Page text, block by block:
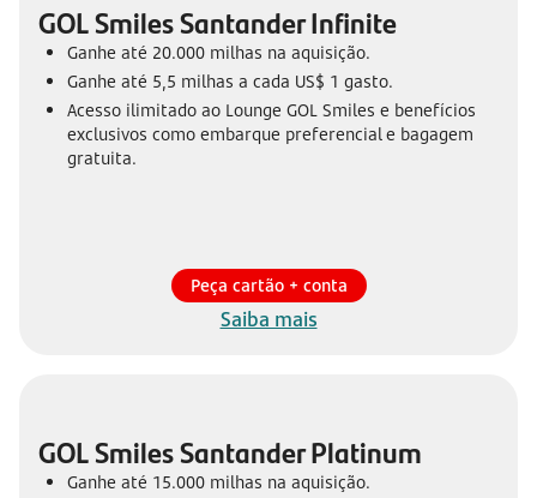
GOL Smiles Santander Infinite
Ganhe até 20.000 milhas na aquisição.
Ganhe até 5,5 milhas a cada US$ 1 gasto.
Acesso ilimitado ao Lounge GOL Smiles e benefícios
exclusivos como embarque preferencial e bagagem
gratuita.
Peça cartão + conta
Saiba mais
GOL Smiles Santander Platinum
Ganhe até 15.000 milhas na aquisição.